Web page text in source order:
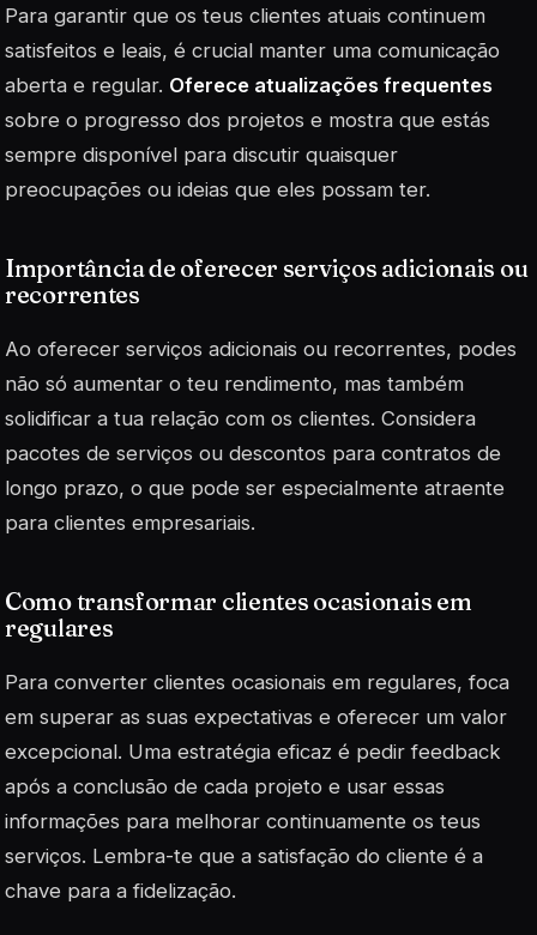
Para garantir que os teus clientes atuais continuem
satisfeitos e leais, é crucial manter uma comunicação
aberta e regular. Oferece atualizações frequentes
sobre o progresso dos projetos e mostra que estás
sempre disponível para discutir quaisquer
preocupações ou ideias que eles possam ter.
Importância de oferecer serviços adicionais ou
recorrentes
Ao oferecer serviços adicionais ou recorrentes, podes
não só aumentar o teu rendimento, mas também
solidificar a tua relação com os clientes. Considera
pacotes de serviços ou descontos para contratos de
longo prazo, o que pode ser especialmente atraente
para clientes empresariais.
Como transformar clientes ocasionais em
regulares
Para converter clientes ocasionais em regulares, foca
em superar as suas expectativas e oferecer um valor
excepcional. Uma estratégia eficaz é pedir feedback
após a conclusão de cada projeto e usar essas
informações para melhorar continuamente os teus
serviços. Lembra-te que a satisfação do cliente é a
chave para a fidelização.